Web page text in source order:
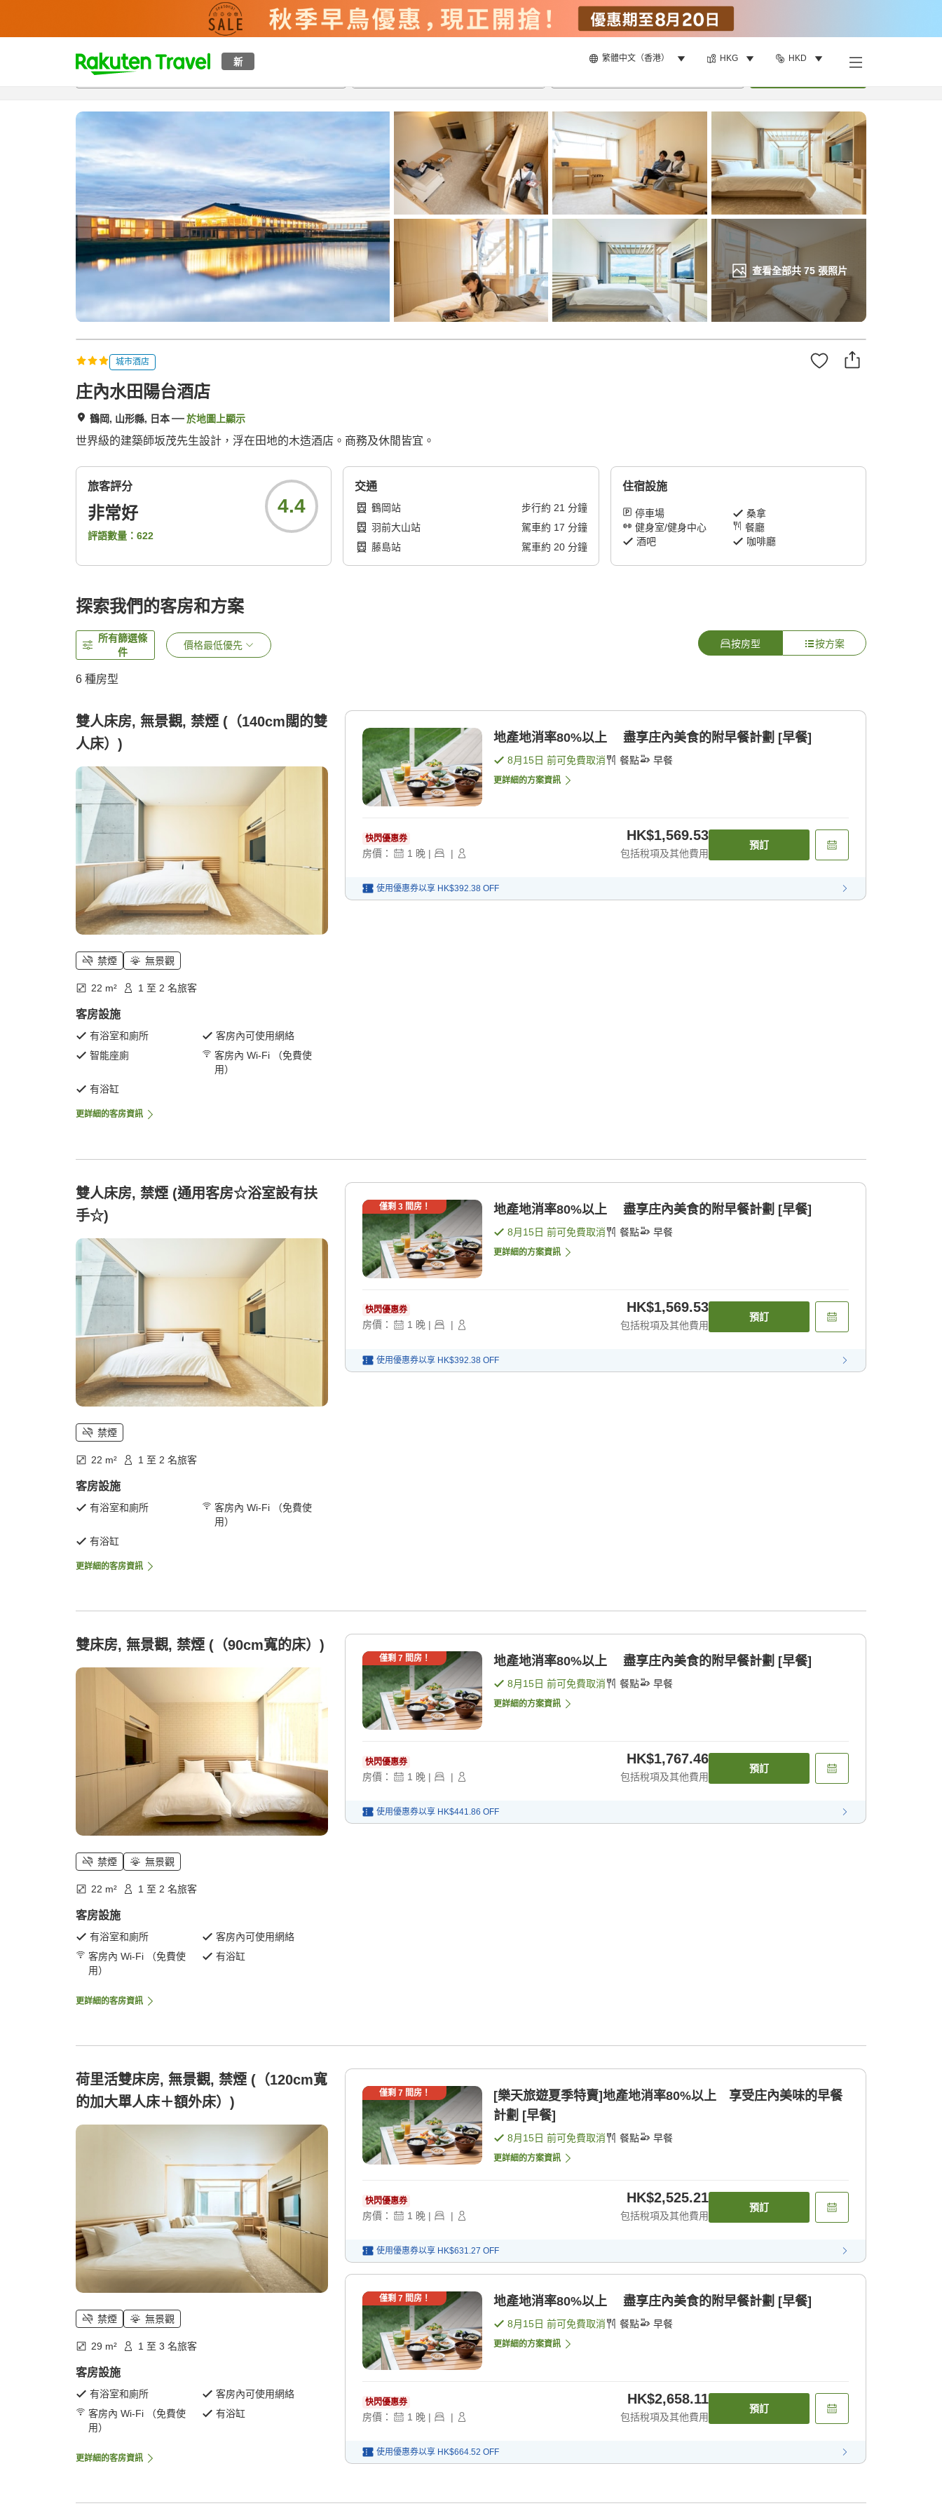
新 繁體中文（香港） HKG HKD
t
p
a
e
_
s
e
r
c
h
查看全部共 75張照片
概覽房間及住宿方案 評價特色設施
城市酒店
庄內水田陽台酒店
鶴岡, 山形縣, 日本 於地圖上顯示
世界級的建築師坂茂先生設計，浮在田地的木造酒店。商務及休閒皆宜。
旅客評分
非常好
評語數量： 622
4.4
交通
鶴岡站 步行約 21 分鐘
羽前大山站
駕車約 17 分鐘
藤島站
駕車約 20分鐘
住宿設施
停車場
桑拿
健身室/健身中心
餐廳
酒吧
咖啡廳
探索我們的客房和方案
所有篩選條
件
價格最低優先 按房型 按方案
6 種房型
雙人床房, 無景觀, 禁煙 (（140cm闊的雙
人床）)
禁煙 無景觀
22 m² 1 至 2 名旅客
客房設施
有浴室和廁所
客房內可使用網絡
智能座廁
客房內 Wi-Fi （免費使
用）
有浴缸
更詳細的客房資訊
地產地消率80%以上 盡享庄內美食的附早餐計劃 [早餐]
8月15日 前可免費取消 餐點 早餐
更詳細的方案資訊
快閃優惠券
房價： 1 晚 | |
HK$1,569.53
包括稅項及其他費用
預訂
使用優惠券以享 HK$392.38 OFF
雙人床房, 禁煙 (通用客房☆浴室設有扶
手☆)
禁煙
22 m² 1 至 2 名旅客
客房設施
有浴室和廁所
客房內 Wi-Fi （免費使
用）
有浴缸
更詳細的客房資訊
僅剩 3間房！ 地產地消率80%以上 盡享庄內美食的附早餐計劃 [早餐]
8月15日 前可免費取消 餐點 早餐
更詳細的方案資訊
快閃優惠券
房價： 1 晚 | |
HK$1,569.53
包括稅項及其他費用
預訂
使用優惠券以享 HK$392.38 OFF
雙床房, 無景觀, 禁煙 (（90cm寬的床）)
禁煙 無景觀
22 m² 1 至 2 名旅客
客房設施
有浴室和廁所
客房內可使用網絡
客房內 Wi-Fi （免費使
用）
有浴缸
更詳細的客房資訊
僅剩 7間房！ 地產地消率80%以上 盡享庄內美食的附早餐計劃 [早餐]
8月15日 前可免費取消 餐點 早餐
更詳細的方案資訊
快閃優惠券
房價： 1 晚 | |
HK$1,767.46
包括稅項及其他費用
預訂
使用優惠券以享 HK$441.86 OFF
荷里活雙床房, 無景觀, 禁煙 (（120cm寬
的加大單人床＋額外床）)
禁煙 無景觀
29 m² 1 至 3 名旅客
客房設施
有浴室和廁所
客房內可使用網絡
客房內 Wi-Fi （免費使
用）
有浴缸
更詳細的客房資訊
僅剩 7間房！
[樂天旅遊夏季特賣]地產地消率80%以上 享受庄內美味的早餐
計劃 [早餐]
8月15日 前可免費取消 餐點 早餐
更詳細的方案資訊
快閃優惠券
房價： 1 晚 | |
HK$2,525.21
包括稅項及其他費用
預訂
使用優惠券以享 HK$631.27 OFF
僅剩 7間房！ 地產地消率80%以上 盡享庄內美食的附早餐計劃 [早餐]
8月15日 前可免費取消 餐點 早餐
更詳細的方案資訊
快閃優惠券
房價： 1 晚 | |
HK$2,658.11
包括稅項及其他費用
預訂
使用優惠券以享 HK$664.52 OFF